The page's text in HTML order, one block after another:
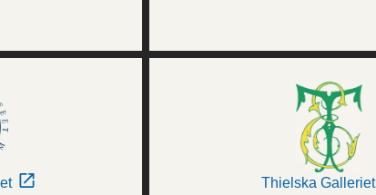
Thielska Galleriet